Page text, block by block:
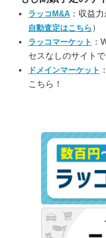
ラッコM&A ：収益
自動査定はこちら ）
ラッコマーケット ：
セスなしのサイト
ドメインマーケット
こちら！